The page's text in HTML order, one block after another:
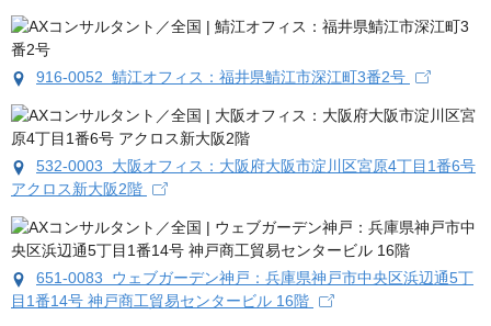
916-0052 鯖江オフィス：福井県鯖江市深江町3番2号
532-0003 大阪オフィス：大阪府大阪市淀川区宮原4丁目1番6号
アクロス新大阪2階
651-0083 ウェブガーデン神戸：兵庫県神戸市中央区浜辺通5丁
目1番14号 神戸商工貿易センタービル 16階